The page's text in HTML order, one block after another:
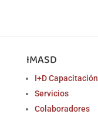
IMASD
I+D Capacitación
Servicios
Colaboradores